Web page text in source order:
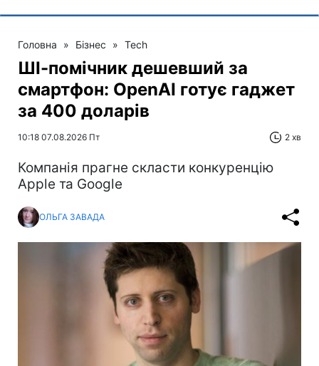
Головна » Бізнес » Tech
ШІ-помічник дешевший за
смартфон: OpenAI готує гаджет
за 400 доларів
10:18 07.08.2026 Пт 2 хв
Компанія прагне скласти конкуренцію
Apple та Google
ОЛЬГА ЗАВАДА